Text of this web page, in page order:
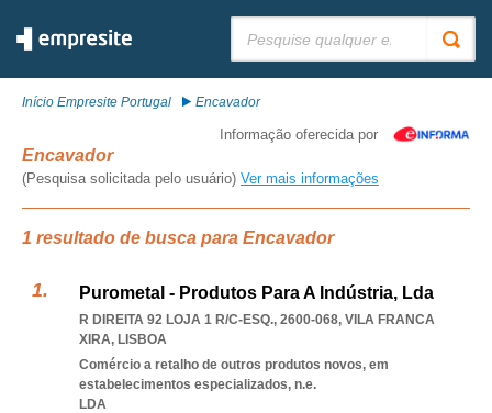
Início Empresite Portugal Encavador
Informação oferecida por
Encavador
(Pesquisa solicitada pelo usuário) Ver mais informações
1 resultado de busca para Encavador
Purometal - Produtos Para A Indústria, Lda
R DIREITA 92 LOJA 1 R/C-ESQ., 2600-068, VILA FRANCA
XIRA, LISBOA
Comércio a retalho de outros produtos novos, em
estabelecimentos especializados, n.e.
LDA